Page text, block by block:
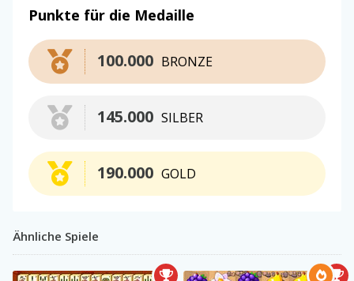
Punkte für die Medaille
BRONZE
100.000
SILBER
145.000
GOLD
190.000
Ähnliche Spiele